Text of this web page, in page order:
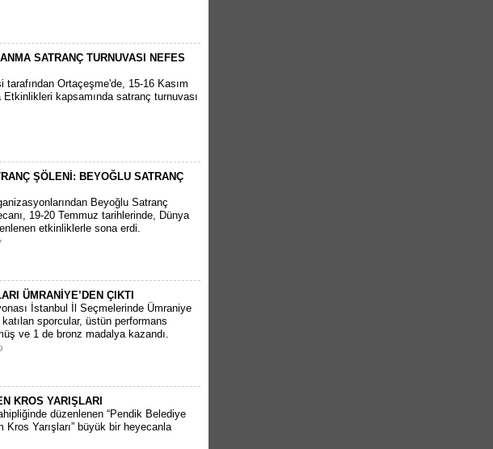
SATRANÇ TURNUVASI NEFES
tarafından Ortaçeşme'de, 15-16 Kasım
kapsamında satranç turnuvası
ŞÖLENİ: BEYOĞLU SATRANÇ
Beyoğlu Satranç
19-20 Temmuz tarihlerinde, Dünya
etkinliklerle sona erdi.
ÜMRANİYE’DEN ÇIKTI
İstanbul İl Seçmelerinde Ümraniye
sporcular, üstün performans
ve 1 de bronz madalya kazandı.
KROS YARIŞLARI
düzenlenen “Pendik Belediye
Kros Yarışları” büyük bir heyecanla